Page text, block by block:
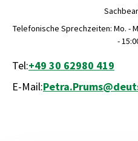
Telefonische Sprechzeiten: Mo. -
-
Tel:+49 30 62980 419
E-Mail: